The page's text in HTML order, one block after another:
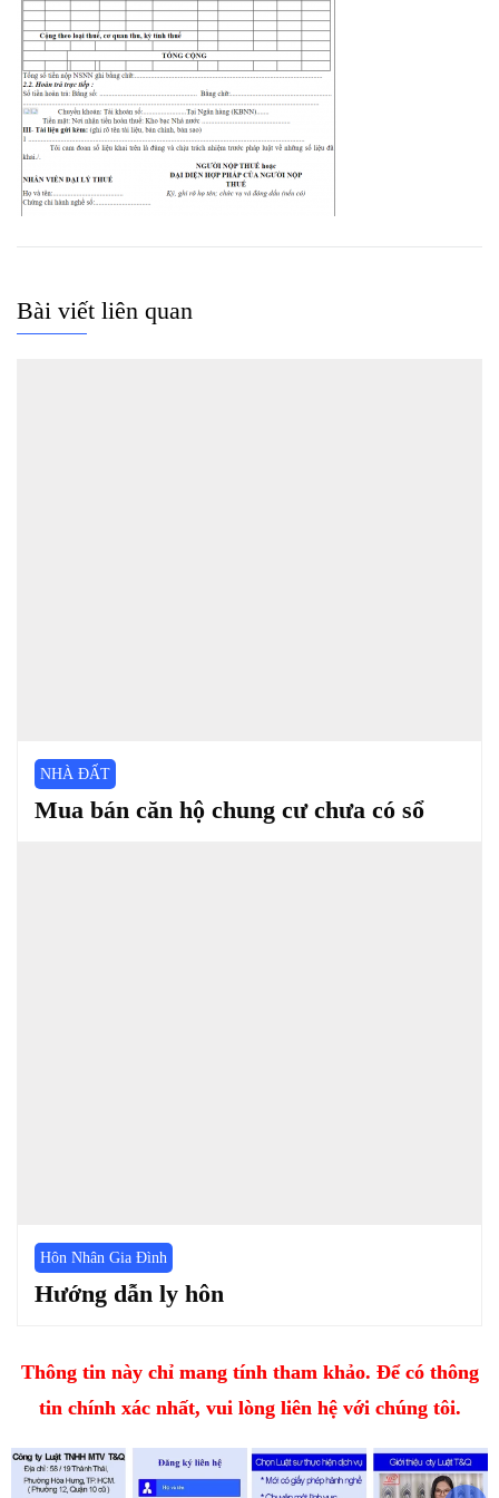
Bài viết liên quan
NHÀ ĐẤT
Mua bán căn hộ chung cư chưa có sổ
Hôn Nhân Gia Đình
Hướng dẫn ly hôn
Thông tin này chỉ mang tính tham khảo. Để có thông
tin chính xác nhất, vui lòng liên hệ với chúng tôi.